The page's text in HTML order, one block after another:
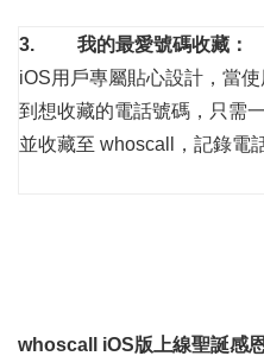
3. 我的最愛號碼收藏：
iOS用戶專屬貼心設計，當
到想收藏的電話號碼，只需
並收藏至 whoscall，記錄電
whoscall iOS版上線聖誕感